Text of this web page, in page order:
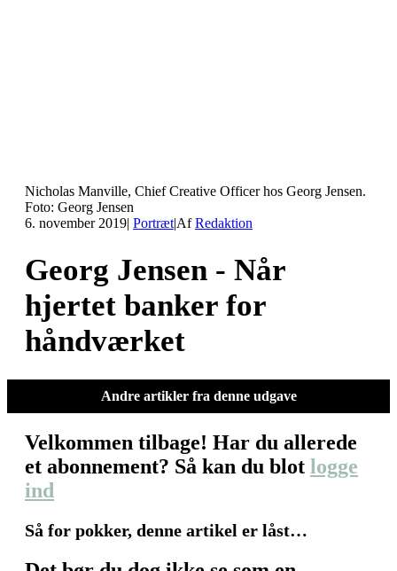
Nicholas Manville, Chief Creative Officer hos Georg Jensen.
Foto: Georg Jensen
6. november 2019| Portræt|AfRedaktion
Georg Jensen - Når
hjertet banker for
håndværket
Andre artikler fra denne udgave
Velkommen tilbage! Har du allerede
et abonnement? Så kan du blot logge
ind
Så for pokker, denne artikel er låst…